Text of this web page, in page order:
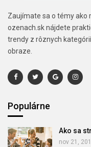
Zaujímate sa o témy ako
ozenach.sk nájdete
trendy z rôznych
obraze.
Populárne
Ako sa
nov 21,